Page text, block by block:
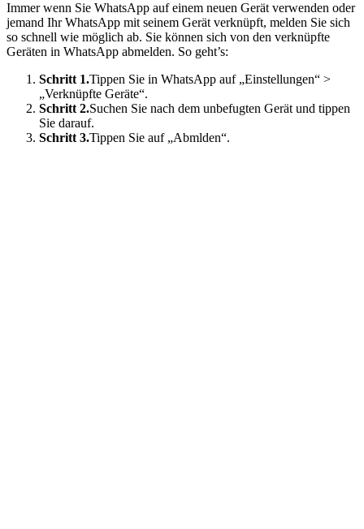
Immer wenn Sie WhatsApp auf einem neuen Gerät verwenden oder
jemand Ihr WhatsApp mit seinem Gerät verknüpft, melden Sie sich
so schnell wie möglich ab. Sie können sich von den verknüpfte
Geräten in WhatsApp abmelden. So geht’s:
Schritt 1.Tippen Sie in WhatsApp auf „Einstellungen“ >
„Verknüpfte Geräte“.
Schritt 2.Suchen Sie nach dem unbefugten Gerät und tippen
Sie darauf.
Schritt 3.Tippen Sie auf „Abmlden“.